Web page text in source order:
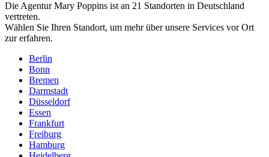
Die Agentur Mary Poppins ist an 21 Standorten in Deutschland
vertreten.
Wählen Sie Ihren Standort, um mehr über unsere Services vor Ort
zur erfahren.
Berlin
Bonn
Bremen
Darmstadt
Düsseldorf
Essen
Frankfurt
Freiburg
Hamburg